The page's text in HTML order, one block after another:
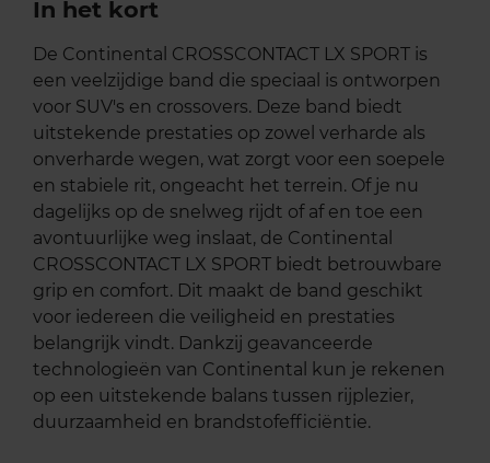
In het kort
De Continental CROSSCONTACT LX SPORT is
een veelzijdige band die speciaal is ontworpen
voor SUV's en crossovers. Deze band biedt
uitstekende prestaties op zowel verharde als
onverharde wegen, wat zorgt voor een soepele
en stabiele rit, ongeacht het terrein. Of je nu
dagelijks op de snelweg rijdt of af en toe een
avontuurlijke weg inslaat, de Continental
CROSSCONTACT LX SPORT biedt betrouwbare
grip en comfort. Dit maakt de band geschikt
voor iedereen die veiligheid en prestaties
belangrijk vindt. Dankzij geavanceerde
technologieën van Continental kun je rekenen
op een uitstekende balans tussen rijplezier,
duurzaamheid en brandstofefficiëntie.